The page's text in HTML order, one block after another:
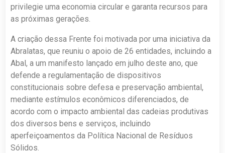
privilegie uma economia circular e garanta recursos para
as próximas gerações.
A criação dessa Frente foi motivada por uma iniciativa da
Abralatas, que reuniu o apoio de 26 entidades, incluindo a
Abal, a um manifesto lançado em julho deste ano, que
defende a regulamentação de dispositivos
constitucionais sobre defesa e preservação ambiental,
mediante estímulos econômicos diferenciados, de
acordo com o impacto ambiental das cadeias produtivas
dos diversos bens e serviços, incluindo
aperfeiçoamentos da Política Nacional de Resíduos
Sólidos.